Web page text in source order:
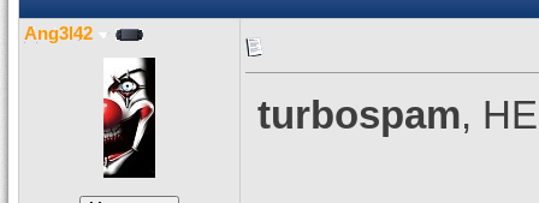
Ang3l42
turbospam,